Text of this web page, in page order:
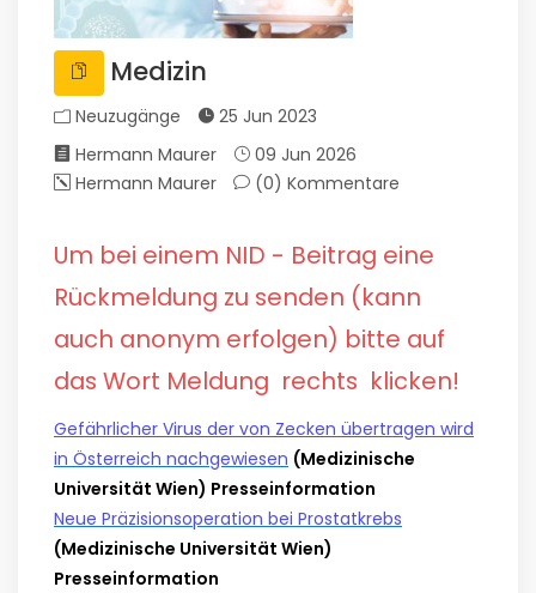
Medizin
Neuzugänge
25 Jun 2023
Hermann Maurer
09 Jun 2026
Hermann Maurer
(0) Kommentare
Um bei einem NID - Beitrag eine
Rückmeldung zu senden (kann
auch anonym erfolgen) bitte auf
das Wort Meldung rechts klicken!
Gefährlicher Virus der von Zecken übertragen wird
in Österreich nachgewiesen (Medizinische
Universität Wien) Presseinformation
Neue Präzisionsoperation bei Prostatkrebs
(Medizinische Universität Wien)
Presseinformation